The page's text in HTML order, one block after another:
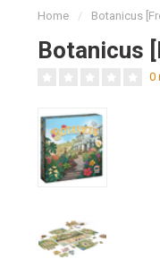
Home / Botanicus
Botanicus
0